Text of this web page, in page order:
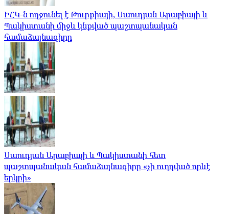
ԻՀԿ-ն ողջունել է Թուրքիայի, Սաուդյան Արաբիայի և
Պակիստանի միջև կնքված պաշտպանական
համաձայնագիրը
Սաուդյան Արաբիայի և Պակիստանի հետ
պաշտպանական համաձայնագիրը «չի ուղղված որևէ
երկրի»